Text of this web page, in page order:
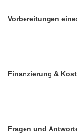
Vorbereitungen
Finanzierung &
Fragen und